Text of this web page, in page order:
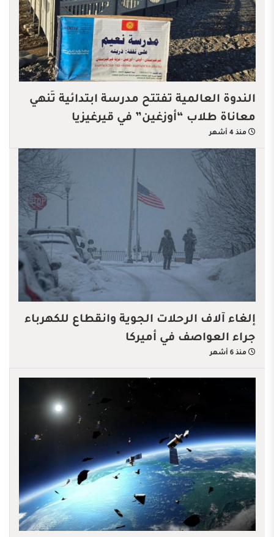
الندوة العالمية تفتتح مدرسة ابتدائية تُنهي
معاناة طلاب “أوزغين” في قيرغيزيا
منذ 4 أشهر
إلغاء آلاف الرحلات الجوية وانقطاع للكهرباء
جراء العواصف في أميركا
منذ 6 أشهر